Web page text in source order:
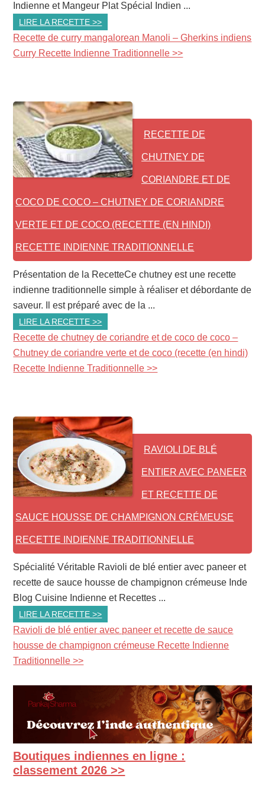
Indienne et Mangeur Plat Spécial Indien ...
LIRE LA RECETTE >>
Recette de curry mangalorean Manoli – Gherkins indiens
Curry Recette Indienne Traditionnelle >>
RECETTE DE
CHUTNEY DE
CORIANDRE ET DE
COCO DE COCO – CHUTNEY DE CORIANDRE
VERTE ET DE COCO (RECETTE (EN HINDI)
RECETTE INDIENNE TRADITIONNELLE
Présentation de la RecetteCe chutney est une recette
indienne traditionnelle simple à réaliser et débordante de
saveur. Il est préparé avec de la ...
LIRE LA RECETTE >>
Recette de chutney de coriandre et de coco de coco –
Chutney de coriandre verte et de coco (recette (en hindi)
Recette Indienne Traditionnelle >>
RAVIOLI DE BLÉ
ENTIER AVEC PANEER
ET RECETTE DE
SAUCE HOUSSE DE CHAMPIGNON CRÉMEUSE
RECETTE INDIENNE TRADITIONNELLE
Spécialité Véritable Ravioli de blé entier avec paneer et
recette de sauce housse de champignon crémeuse Inde
Blog Cuisine Indienne et Recettes ...
LIRE LA RECETTE >>
Ravioli de blé entier avec paneer et recette de sauce
housse de champignon crémeuse Recette Indienne
Traditionnelle >>
PRIMARY
SIDEBAR
Boutiques indiennes en ligne :
classement 2026 >>